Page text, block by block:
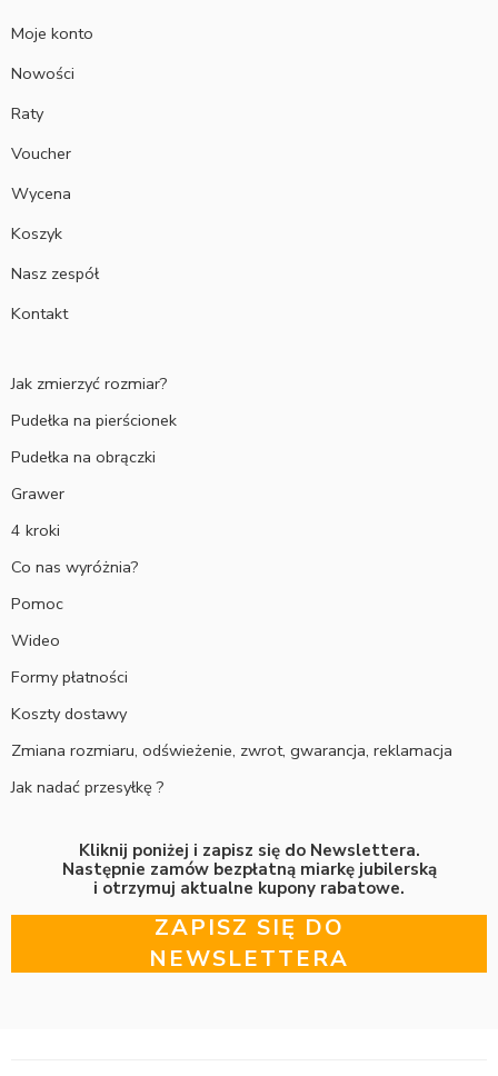
Moje konto
Nowości
Raty
Voucher
Wycena
Koszyk
Nasz zespół
Kontakt
Jak zmierzyć rozmiar?
Pudełka na pierścionek
Pudełka na obrączki
Grawer
4 kroki
Co nas wyróżnia?
Pomoc
Wideo
Formy płatności
Koszty dostawy
Zmiana rozmiaru, odświeżenie, zwrot, gwarancja, reklamacja
Jak nadać przesyłkę ?
Kliknij poniżej i zapisz się do Newslettera.
Następnie zamów bezpłatną miarkę jubilerską
i otrzymuj aktualne kupony rabatowe.
ZAPISZ SIĘ DO
NEWSLETTERA